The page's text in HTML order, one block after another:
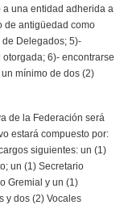
una entidad adherida a
de antigüedad como
Delegados; 5)-
6)- encontrarse
mínimo de dos (2)
de la Federación será
estará compuesto por:
siguientes: un (1)
un (1) Secretario
Gremial y un (1)
y dos (2) Vocales